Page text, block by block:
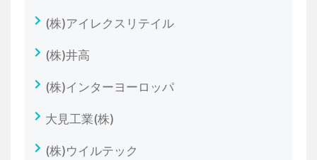
(株)アイレクスリテイル
(株)井高
(株)インターヨーロッパ
大見工業(株)
(株)ウイルテック